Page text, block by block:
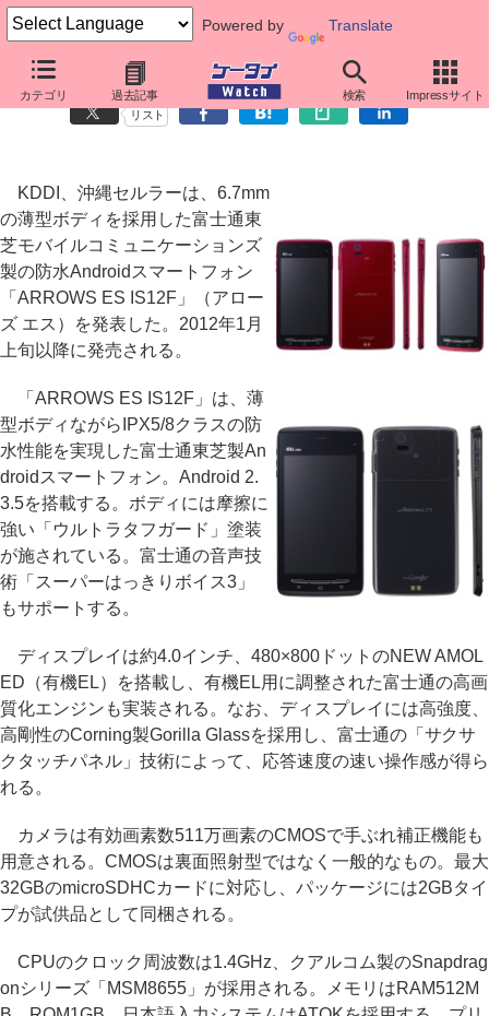
Powered by Translate
カテゴリ 過去記事 検索 Impressサイト
au、薄型防水Android「ARROWS ES IS12F」を発表
リスト
KDDI、沖縄セルラーは、6.7mm
の薄型ボディを採用した富士通東
芝モバイルコミュニケーションズ
製の防水Androidスマートフォン
「ARROWS ES IS12F」（アロー
ズ エス）を発表した。2012年1月
上旬以降に発売される。
「ARROWS ES IS12F」は、薄
型ボディながらIPX5/8クラスの防
水性能を実現した富士通東芝製An
droidスマートフォン。Android 2.
3.5を搭載する。ボディには摩擦に
強い「ウルトラタフガード」塗装
が施されている。富士通の音声技
術「スーパーはっきりボイス3」
もサポートする。
ディスプレイは約4.0インチ、480×800ドットのNEW AMOL
ED（有機EL）を搭載し、有機EL用に調整された富士通の高画
質化エンジンも実装される。なお、ディスプレイには高強度、
高剛性のCorning製Gorilla Glassを採用し、富士通の「サクサ
クタッチパネル」技術によって、応答速度の速い操作感が得ら
れる。
カメラは有効画素数511万画素のCMOSで手ぶれ補正機能も
用意される。CMOSは裏面照射型ではなく一般的なもの。最大
32GBのmicroSDHCカードに対応し、パッケージには2GBタイ
プが試供品として同梱される。
CPUのクロック周波数は1.4GHz、クアルコム製のSnapdrag
onシリーズ「MSM8655」が採用される。メモリはRAM512M